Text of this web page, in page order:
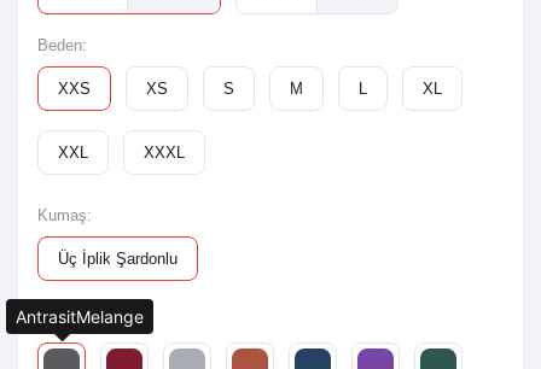
Beden:
XXS XS S M L XL
XXL XXXL
Kumaş:
Üç İplik Şardonlu
Renk:
AntrasitMelange